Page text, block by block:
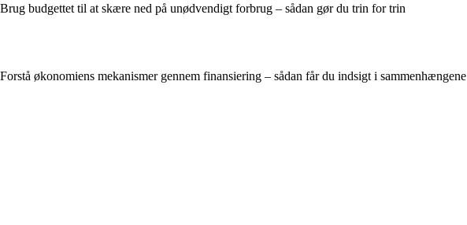
Brug budgettet til at skære ned på unødvendigt forbrug – sådan gør du trin for trin
Forstå økonomiens mekanismer gennem finansiering – sådan får du indsigt i sammenhængene